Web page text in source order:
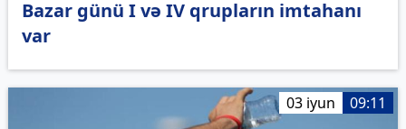
Bazar günü I və IV qrupların imtahanı
var
03 iyun 09:11